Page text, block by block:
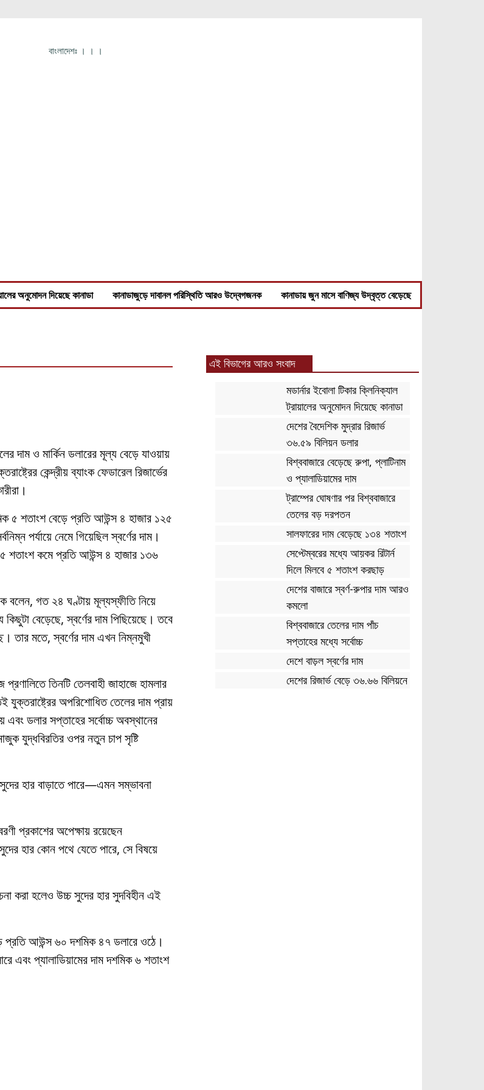
বাংলাদেশঃ । । ।
দিয়েছে কানাডা কানাডাজুড়ে দাবানল পরিস্থিতি আরও উদ্বেগজনক কানাডায় জুন মাসে বাণিজ্য উদ্বৃত্ত বেড়েছে
দাম ও মার্কিন ডলারের মূল্য বেড়ে যাওয়ায়
কেন্দ্রীয় ব্যাংক ফেডারেল রিজার্ভের
৫ শতাংশ বেড়ে প্রতি আউন্স ৪ হাজার ১২৫
পর্যায়ে নেমে গিয়েছিল স্বর্ণের দাম।
৫ শতাংশ কমে প্রতি আউন্স ৪ হাজার ১৩৬
বলেন, গত ২৪ ঘণ্টায় মূল্যস্ফীতি নিয়ে
বেড়েছে, স্বর্ণের দাম পিছিয়েছে। তবে
তার মতে, স্বর্ণের দাম এখন নিম্নমুখী
তিনটি তেলবাহী জাহাজে হামলার
অপরিশোধিত তেলের দাম প্রায়
এবং ডলার সপ্তাহের সর্বোচ্চ অবস্থানের
যুদ্ধবিরতির ওপর নতুন চাপ সৃষ্টি
হার বাড়াতে পারে—এমন সম্ভাবনা
প্রকাশের অপেক্ষায় রয়েছেন
হার কোন পথে যেতে পারে, সে বিষয়ে
করা হলেও উচ্চ সুদের হার সুদবিহীন এই
প্রতি আউন্স ৬০ দশমিক ৪৭ ডলারে ওঠে।
এবং প্যালাডিয়ামের দাম দশমিক ৬ শতাংশ
এই বিভাগের আরও সংবাদ
মডার্নার ইবোলা টিকার ক্লিনিক্যাল
ট্রায়ালের অনুমোদন দিয়েছে কানাডা
দেশের বৈদেশিক মুদ্রার রিজার্ভ
৩৬.৫৯ বিলিয়ন ডলার
বিশ্ববাজারে বেড়েছে রুপা, প্লাটিনাম
ও প্যালাডিয়ামের দাম
ট্রাম্পের ঘোষণার পর বিশ্ববাজারে
তেলের বড় দরপতন
সালফারের দাম বেড়েছে ১৩৪ শতাংশ
সেপ্টেম্বরের মধ্যে আয়কর রিটার্ন
দিলে মিলবে ৫ শতাংশ করছাড়
দেশের বাজারে স্বর্ণ-রুপার দাম আরও
কমলো
বিশ্ববাজারে তেলের দাম পাঁচ
সপ্তাহের মধ্যে সর্বোচ্চ
দেশে বাড়ল স্বর্ণের দাম
দেশের রিজার্ভ বেড়ে ৩৬.৬৬ বিলিয়নে